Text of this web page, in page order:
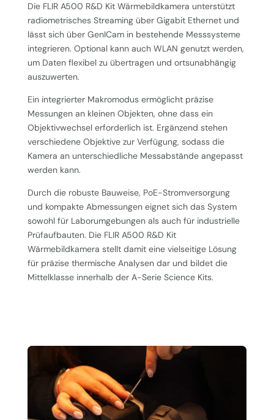
Die FLIR A500 R&D Kit Wärmebildkamera unterstützt
radiometrisches Streaming über Gigabit Ethernet und
lässt sich über GenICam in bestehende Messsysteme
integrieren. Optional kann auch WLAN genutzt werden,
um Daten flexibel zu übertragen und ortsunabhängig
auszuwerten.
Ein integrierter Makromodus ermöglicht präzise
Messungen an kleinen Objekten, ohne dass ein
Objektivwechsel erforderlich ist. Ergänzend stehen
verschiedene Objektive zur Verfügung, sodass die
Kamera an unterschiedliche Messabstände angepasst
werden kann.
Durch die robuste Bauweise, PoE-Stromversorgung
und kompakte Abmessungen eignet sich das System
sowohl für Laborumgebungen als auch für industrielle
Prüfaufbauten. Die FLIR A500 R&D Kit
Wärmebildkamera stellt damit eine vielseitige Lösung
für präzise thermische Analysen dar und bildet die
Mittelklasse innerhalb der A-Serie Science Kits.